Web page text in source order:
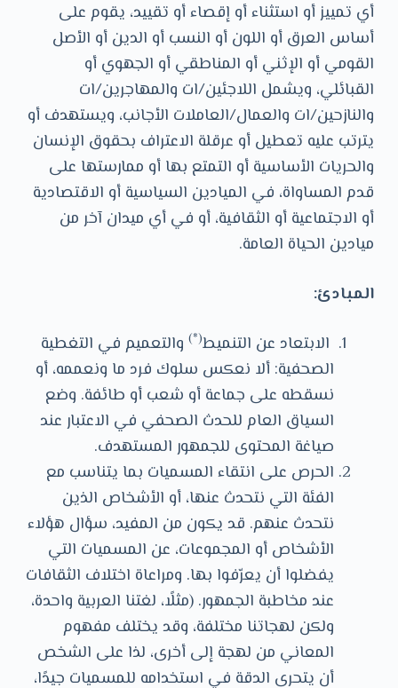
أي تمييز أو استثناء أو إقصاء أو تقييد، يقوم على
أساس العرق أو اللون أو النسب أو الدين أو الأصل
القومي أو الإثني أو المناطقي أو الجهوي أو
القبائلي، ويشمل اللاجئين/ات والمهاجرين/ات
والنازحين/ات والعمال/العاملات الأجانب، ويستهدف أو
يترتب عليه تعطيل أو عرقلة الاعتراف بحقوق الإنسان
والحريات الأساسية أو التمتع بها أو ممارستها على
قدم المساواة، في الميادين السياسية أو الاقتصادية
أو الاجتماعية أو الثقافية، أو في أي ميدان آخر من
ميادين الحياة العامة.
المبادئ:
الابتعاد عن التنميط(*)والتعميم في التغطية
الصحفية: ألا نعكس سلوك فرد ما ونعممه، أو
نسقطه على جماعة أو شعب أو طائفة. وضع
السياق العام للحدث الصحفي في الاعتبار عند
صياغة المحتوى للجمهور المستهدف.
الحرص على انتقاء المسميات بما يتناسب مع
الفئة التي نتحدث عنها، أو الأشخاص الذين
نتحدث عنهم. قد يكون من المفيد، سؤال هؤلاء
الأشخاص أو المجموعات، عن المسميات التي
يفضلوا أن يعرّفوا بها. ومراعاة اختلاف الثقافات
عند مخاطبة الجمهور. (مثلًا، لغتنا العربية واحدة،
ولكن لهجاتنا مختلفة، وقد يختلف مفهوم
المعاني من لهجة إلى أخرى، لذا على الشخص
أن يتحرى الدقة في استخدامه للمسميات جيدًا،